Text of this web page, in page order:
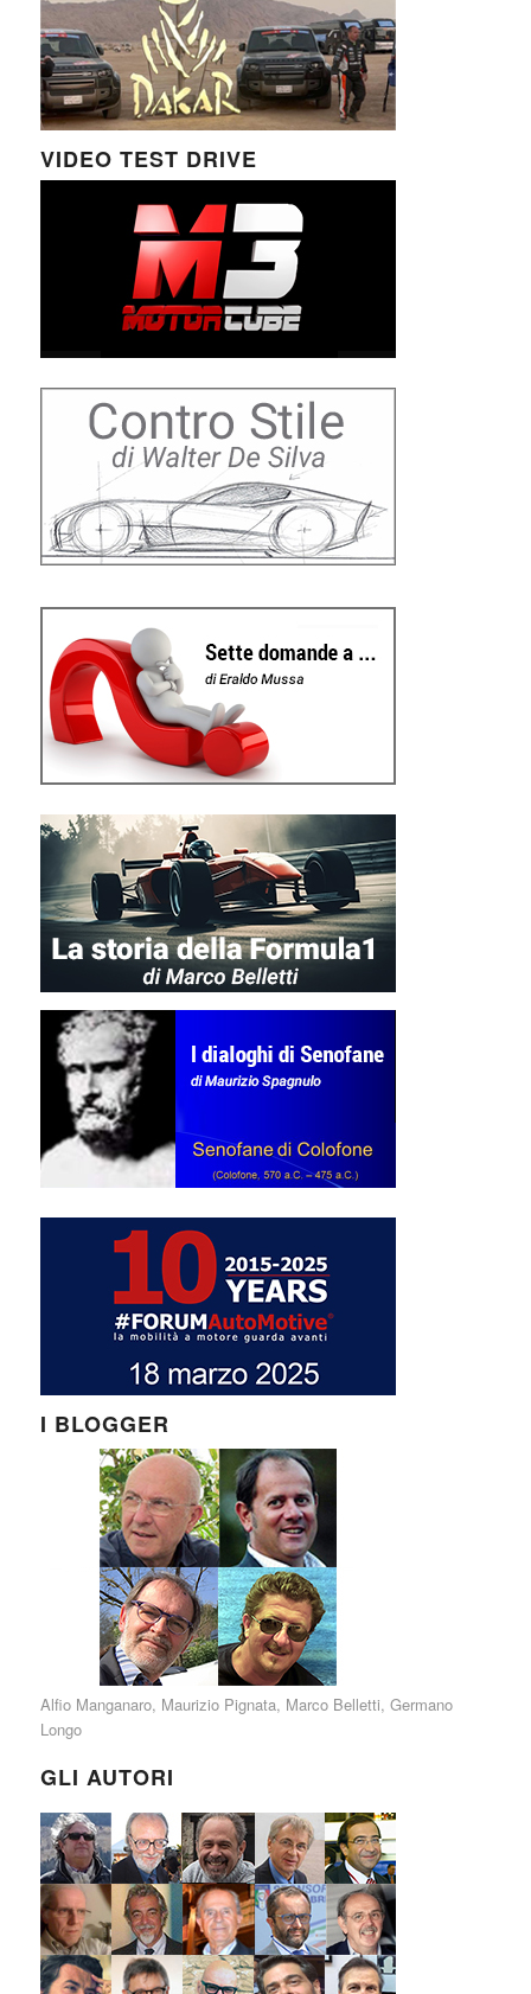
VIDEO TEST DRIVE
I BLOGGER
Alfio Manganaro, Maurizio Pignata, Marco Belletti, Germano
Longo
GLI AUTORI